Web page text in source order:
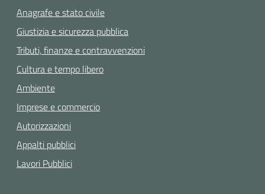
Anagrafe e stato civile
Giustizia e sicurezza pubblica
Tributi, finanze e contravvenzioni
Cultura e tempo libero
Ambiente
Imprese e commercio
Autorizzazioni
Appalti pubblici
Lavori Pubblici